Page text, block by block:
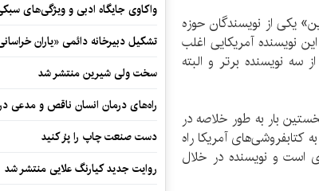
یکی از نویسندگان حوزه‌
به دنیا آمد. این نویسنده آمریکایی اغلب
سه نویسنده برتر و البته
بار به طور خلاصه در
کتاب به کتابفروشی‌های آمریکا راه
داستان درباره سرباز فیلیپینی 18 ساله‌ای است و نویسنده در خلال
واکاوی جایگاه ادبی و ویژگی‌های
تشکیل دبیرخانه دائمی «یاران
سخت ولی شیرین منتشر شد
راه‌های درمان انسان ناقص و مدعی
دست صنعت چاپ را پرُ کنید
روایت جدید کیارنگ علایی منتشر شد